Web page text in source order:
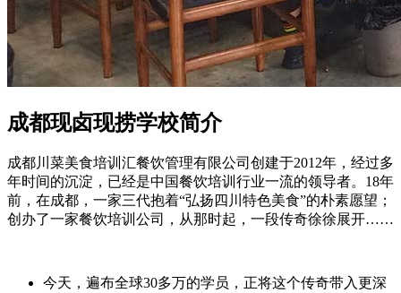
成都现卤现捞学校简介
成都川菜美食培训汇餐饮管理有限公司创建于2012年，经过多
年时间的沉淀，已经是中国餐饮培训行业一流的领导者。18年
前，在成都，一家三代抱着“弘扬四川特色美食”的朴素愿望；
创办了一家餐饮培训公司，从那时起，一段传奇徐徐展开……
今天，遍布全球30多万的学员，正将这个传奇带入更深